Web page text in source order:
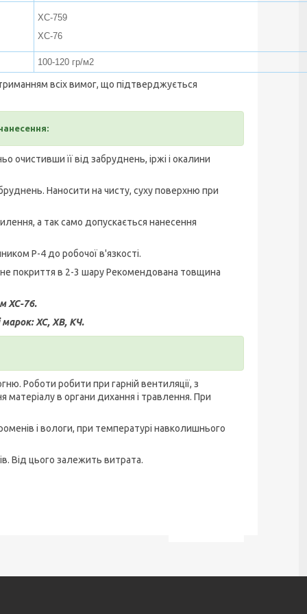
ХС-759
ХС-76
100-120 гр/м2
всіх вимог, що підтверджується
її від забруднень, іржі і окалини
Наносити на чисту, суху поверхню при
а так само допускається нанесення
Р-4 до робочої в'язкості.
покриття в 2-3 шару Рекомендована товщина
ХС-76.
марок: ХС, ХВ, КЧ.
Роботи робити при гарній вентиляції, з
матеріалу в органи дихання і травлення. При
і вологи, при температурі навколишнього
Від цього залежить витрата.